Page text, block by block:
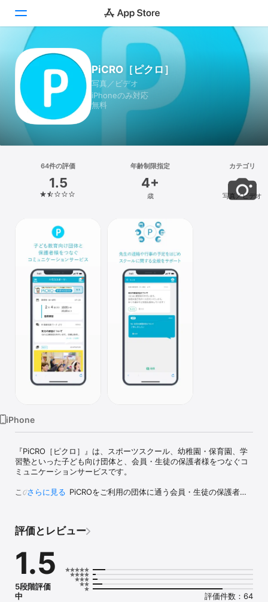
Today
ゲーム
アプリ
検索
プラットフォーム
iPhone
Vision
Watch
PiCRO［ピクロ］
写真／ビデオ
iPhoneのみ対応
無料
64件の評価
1.5
年齢制限指定
4+
歳
カテゴリ
写真／ビデオ
iPhone
『PiCRO［ピクロ］』は、スポーツスクール、幼稚園・保育園、学
習塾といった子ども向け団体と、会員・生徒の保護者様をつなぐコ
ミュニケーションサービスです。
このアプリは、PiCROをご利用の団体に通う会員・生徒の保護者の
【会員機能】
機能をお使いいただけます。
※ご利用いただける機能は、団体により異なります。
□ タイムライン画面を追っているだけで、大切なお知らせを漏れな
くご確認いただけます。
□ 先生・スクールからのメッセージや、雨天中止などの緊急連絡を
さらに見る
評価とレビュー
1.5
5段階評価
中
評価件数：64